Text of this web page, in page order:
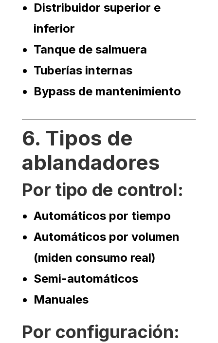
Distribuidor superior e
inferior
Tanque de salmuera
Tuberías internas
Bypass de mantenimiento
6. Tipos de
ablandadores
Por tipo de control:
Automáticos por tiempo
Automáticos por volumen
(miden consumo real)
Semi-automáticos
Manuales
Por configuración: